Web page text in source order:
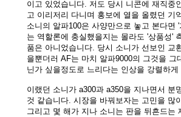
이고 있었습니다. 저도 당시 니콘에 재직중
고 이리저리 다니며 홍보에 열을 올렸던 기
소니의 알파100은 사양만으로 놓고 본다면
는 역할론에 충실했을지는 몰라도 '상품성'
품은 아니었습니다. 당시 소니가 선보인 교
을뿐더러 AF는 마치 알파9000의 그것을 그
닌가 싶을정도로 느리다는 인상을 강렬하게
이랬던 소니가 a300과 a350을 지나면서 분
것 같습니다. 시장을 바꿔보자는 고민을 많
그리고 몇 해가 지나 소니는 판을 뒤흔드는